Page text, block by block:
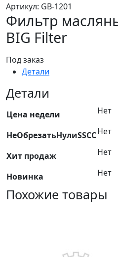
Артикул: GB-1201
Фильтр
BIG Filter
Под заказ
Детали
Детали
Цена недели Нет
НеОбрезатьНулиSSCCНет
Хит продаж Нет
Новинка Нет
Похожие товары